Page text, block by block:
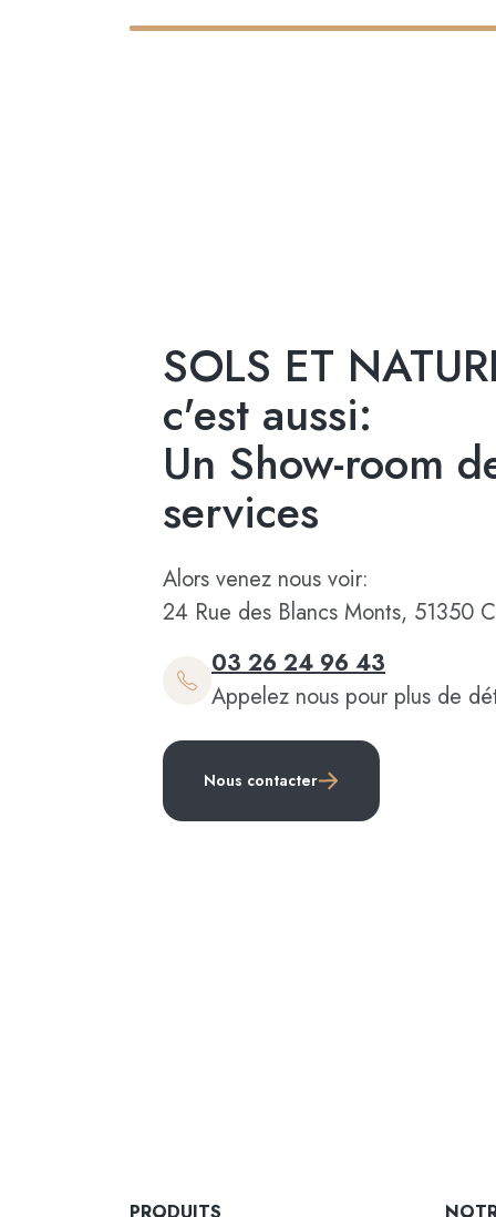
SOLS ET
c'est aussi:
Un Show-room
services
Alors venez nous voir:
24 Rue des Blancs Monts, 51350
03 26 24 96 43
Appelez nous pour plus de
Nous contacter